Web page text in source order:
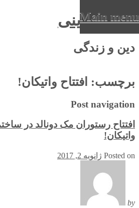
عرفان دینی
دین و زندگی
Main menu
to
content
برچسب: افتتاح واتيكان!
Post navigation
افتتاح رستوران مک دونالد در
واتيكان!
Posted on ژانویه 2, 2017
by